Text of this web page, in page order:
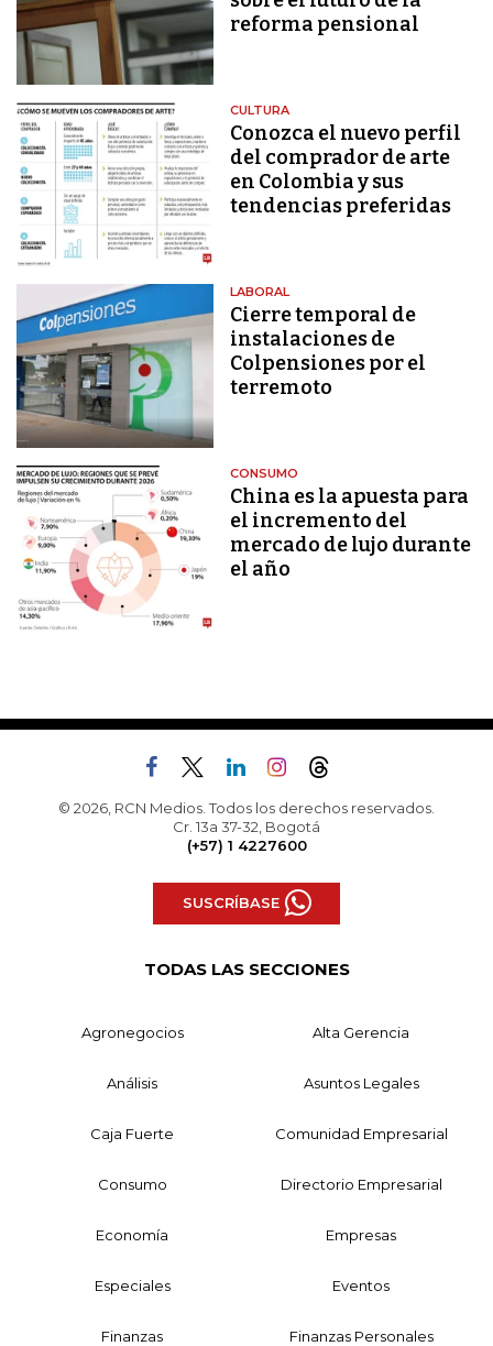
reforma pensional
CULTURA
Conozca el nuevo perfil
del comprador de arte
en Colombia y sus
tendencias preferidas
LABORAL
Cierre temporal de
instalaciones de
Colpensiones por el
terremoto
CONSUMO
China es la apuesta para
el incremento del
mercado de lujo durante
el año
© 2026, RCN Medios. Todos los derechos reservados.
Cr. 13a 37-32, Bogotá
(+57) 1 4227600
SUSCRÍBASE
TODAS LAS SECCIONES
Agronegocios Alta Gerencia
Análisis Asuntos Legales
Caja Fuerte Comunidad Empresarial
Consumo Directorio Empresarial
Economía Empresas
Especiales Eventos
Finanzas Finanzas Personales